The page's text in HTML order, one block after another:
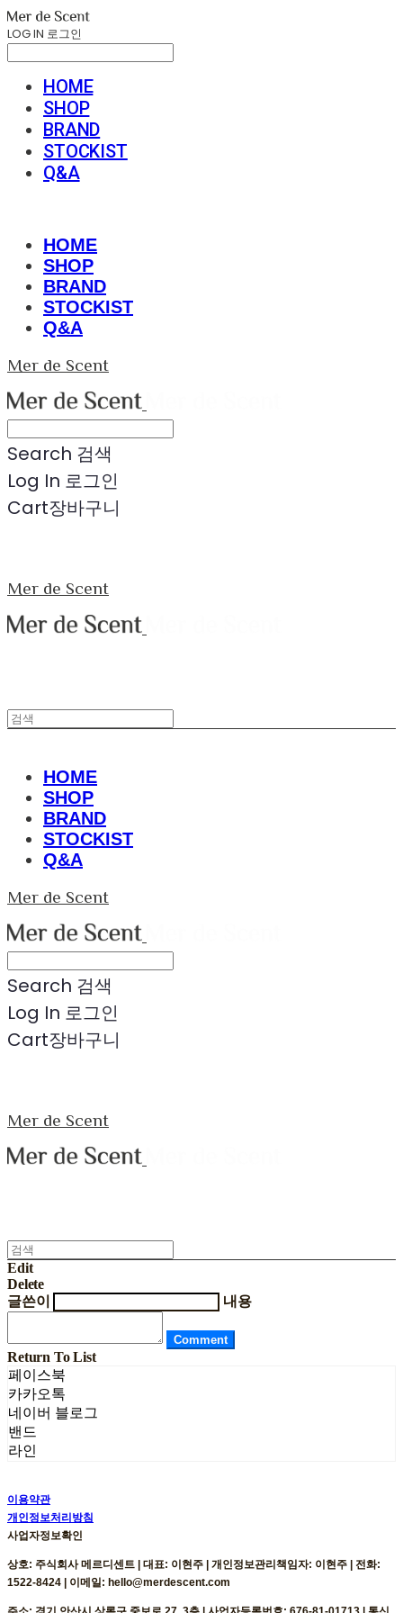
LOG IN 로그인
HOME
SHOP
BRAND
STOCKIST
Q&A
HOME
SHOP
BRAND
STOCKIST
Q&A
Mer de Scent
Search 검색
Log In 로그인
Cart장바구니
Mer de Scent
HOME
SHOP
BRAND
STOCKIST
Q&A
Mer de Scent
Search 검색
Log In 로그인
Cart장바구니
Mer de Scent
Edit
Delete
글쓴이
내용
Comment
Return To List
페이스북
카카오톡
네이버 블로그
밴드
라인
이용약관
개인정보처리방침
사업자정보확인
상호: 주식회사 메르디센트 | 대표: 이현주 | 개인정보관리책임자: 이현주 | 전화:
1522-8424 | 이메일: hello@merdescent.com